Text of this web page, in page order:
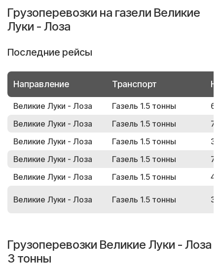
Грузоперевозки на газели Великие
Луки - Лоза
Последние рейсы
Направление Транспорт
Великие Луки - Лоза Газель 1.5 тонны
Великие Луки - Лоза
Газель 1.5 тонны
Великие Луки - Лоза
Газель 1.5 тонны
Великие Луки - Лоза
Газель 1.5 тонны
Великие Луки - Лоза
Газель 1.5 тонны
Великие Луки - Лоза Газель 1.5 тонны
Грузоперевозки Великие Луки - Лоза
3 тонны